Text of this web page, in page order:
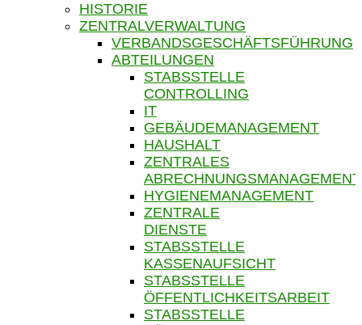
HISTORIE
ZENTRALVERWALTUNG
VERBANDSGESCHÄFTSFÜHRUNG
ABTEILUNGEN
STABSSTELLE
CONTROLLING
IT
GEBÄUDEMANAGEMENT
HAUSHALT
ZENTRALES
ABRECHNUNGSMANAGEMENT
HYGIENEMANAGEMENT
ZENTRALE
DIENSTE
STABSSTELLE
KASSENAUFSICHT
STABSSTELLE
ÖFFENTLICHKEITSARBEIT
STABSSTELLE